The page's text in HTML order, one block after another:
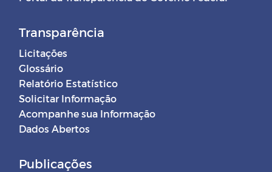
Transparência
Licitações
Glossário
Relatório Estatístico
Solicitar Informação
Acompanhe sua Informação
Dados Abertos
Publicações